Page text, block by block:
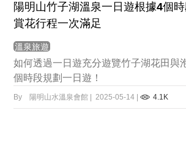
陽明山竹子湖溫泉一日遊根據4個
賞花行程一次滿足
溫泉旅遊
如何透過一日遊充分遊覽竹子湖花田與
個時段規劃一日遊！
By 陽明山水溫泉會館 | 2025-05-14 | 4.1K